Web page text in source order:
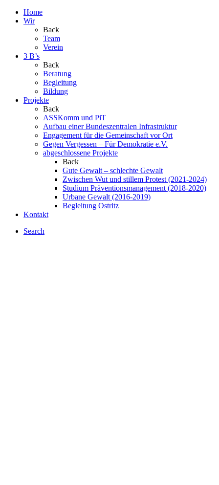
Home
Wir
Back
Team
Verein
3 B’s
Back
Beratung
Begleitung
Bildung
Projekte
Back
ASSKomm und PiT
Aufbau einer Bundeszentralen Infrastruktur
Engagement für die Gemeinschaft vor Ort
Gegen Vergessen – Für Demokratie e.V.
abgeschlossene Projekte
Back
Gute Gewalt – schlechte Gewalt
Zwischen Wut und stillem Protest (2021-2024)
Studium Präventionsmanagement (2018-2020)
Urbane Gewalt (2016-2019)
Begleitung Ostritz
Kontakt
Search